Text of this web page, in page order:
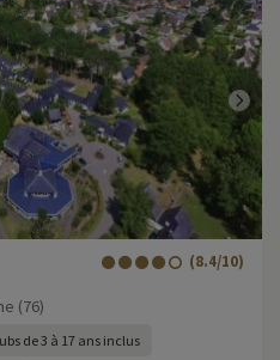
(8.4/10)
(76)
de 3 à 17 ans inclus